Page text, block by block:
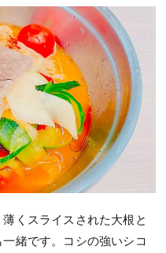
くスライスされた大根と
緒です。コシの強いシコ